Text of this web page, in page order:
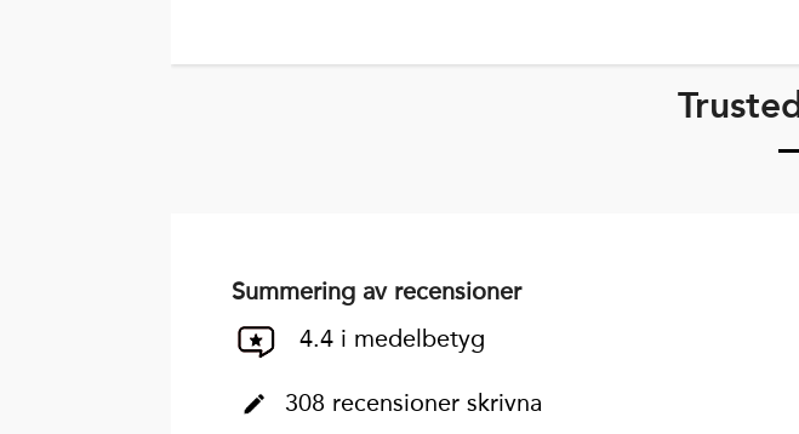
Summering av recensioner
4.4 i medelbetyg
308 recensioner skrivna